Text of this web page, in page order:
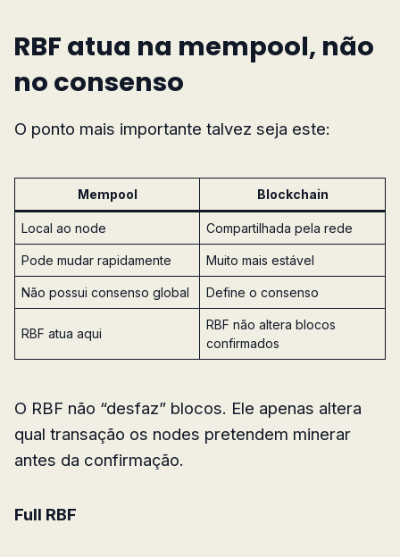
RBF atua na mempool, não
no consenso
O ponto mais importante talvez seja este:
Mempool Blockchain
Local ao node Compartilhada pela rede
Pode mudar rapidamente Muito mais estável
Não possui consenso global Define o consenso
RBF atua aqui
RBF não altera blocos
confirmados
O RBF não “desfaz” blocos. Ele apenas altera
qual transação os nodes pretendem minerar
antes da confirmação.
Full RBF